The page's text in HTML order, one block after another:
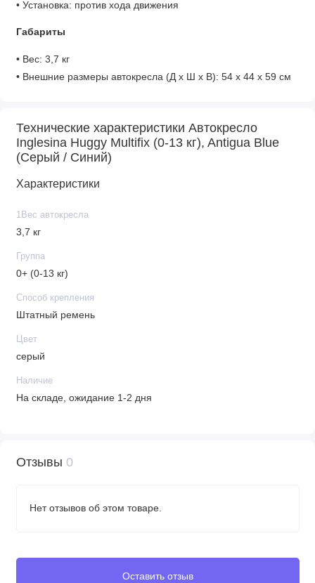
• Установка: против хода движения
Габариты
• Вес: 3,7 кг
• Внешние размеры автокресла (Д х Ш х В): 54 х 44 х 59 см
• Ширина сиденья: 24 см
Технические характеристики Автокресло
Inglesina Huggy Multifix (0-13 кг), Antigua Blue
(Серый / Синий)
Характеристики
1Вес автокресла
3,7 кг
Группа
0+ (0-13 кг)
Способ крепления
Штатный ремень
Цвет
серый
Наличие
На складе, ожидание 1-2 дня
Отзывы 0
Нет отзывов об этом товаре.
Оставить отзыв